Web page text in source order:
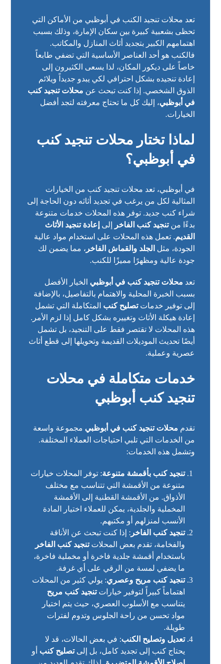
تعد محلات تنجيد الكنب في أبوظبي من الأماكن التي
تحظى بشعبية كبيرة بين سكان الإمارة، وذلك بسبب
اهتمامهم الكبير بتجديد أثاث المنازل والمكاتب.
فالكنب هو أحد العناصر الأساسية التي تضفي طابعاً
خاصاً على ديكور المكان، لذا يسعى الكثيرون إلى
إعادة تنجيده بشكل احترافي لكي يبدو جديداً ويلائم
الذوق الشخصي. إذا كنت تبحث عن محلات تنجيد كنب
في أبوظبي، إليك كل ما تحتاج معرفته لتجد أفضل
الخيارات.
لماذا تختار محلات تنجيد كنب
في أبوظبي؟
في أبوظبي، تعد محلات تنجيد كنب من الخيارات
المثالية لكل من يرغب في تجديد أثاثه دون الحاجة إلى
شراء كنب جديد. توفر هذه المحلات خدمات متنوعة
بدءًا منتنجيد كنب الفاخر إلى إعادة تنجيد الأثاث
القديم. تعمل هذه المحلات على استخدام مواد عالية
الجودة، مثل الجلد والقماش الفاخر ، مما يضمن لك
جودة عالية ومظهرًا مميزًا للكنب.
تعد محلات تنجيد كنب في أبوظبي الخيار الأفضل
بسبب الخبرة المحلية والاهتمام بالتفاصيل، بالإضافة
إلى توفير خدماتتصليح كنب المتكاملة التي تشمل
إعادة هيكلة الأثاث وتغييره بشكل كامل إذا لزم الأمر.
هذه المحلات لا تقتصر فقط على التنجيد، بل تشمل
أيضًا تحديث الموديلات القديمة وتحويلها إلى قطع أثاث
عصرية وعملية.
خدمات متكاملة في محلات
تنجيد كنب أبوظبي
تقدم محلات تنجيد كنب في أبوظبي مجموعة واسعة
من الخدمات التي تلبي احتياجات العملاء المختلفة.
وتشمل هذه الخدمات:
تنجيد كنب بأقمشة متنوعة: توفر المحلات خيارات
متنوعة من الأقمشة التي تتناسب مع مختلف
الأذواق. من الأقمشة القطنية إلى الأقمشة
المخملية والجلدية، يمكن للعملاء اختيار المادة
الأنسب لمنزلهم أو مكتبهم.
تنجيد كنب الفاخر : إذا كنت تبحث عن الأناقة
والفخامة، تقدم بعض المحلاتتنجيد كنب الفاخر
باستخدام أقمشة جلدية فاخرة أو مخملية فاخرة،
ما يضفي لمسة من الرقي على أي غرفة.
تنجيد كنب مريح وعصري: يولي كثير من المحلات
اهتماماً كبيراً لتوفير خياراتتنجيد كنب مريح
يتناسب مع الأسلوب العصري، حيث يتم اختيار
مواد تحسن من راحة الجلوس وتدوم لفترات
طويلة.
تعديل وتصليح الكنب: في بعض الحالات، قد لا
يحتاج كنب إلى تجديد كامل، بل إلىتصليح كنب أو